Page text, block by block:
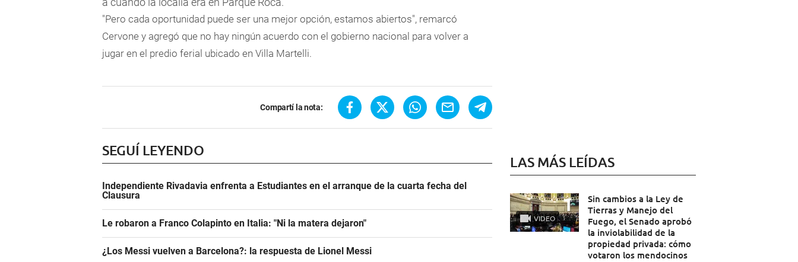
"Pero cada oportunidad puede ser una mejor opción, estamos abiertos", remarcó
Cervone y agregó que no hay ningún acuerdo con el gobierno nacional para volver a
jugar en el predio ferial ubicado en Villa Martelli.
Compartí la nota:
SEGUÍ LEYENDO
Independiente Rivadavia enfrenta a Estudiantes en el arranque de la cuarta fecha del
Clausura
Le robaron a Franco Colapinto en Italia: "Ni la matera dejaron"
¿Los Messi vuelven a Barcelona?: la respuesta de Lionel Messi
LAS MÁS LEÍDAS
VIDEO
Sin cambios a la Ley de
Tierras y Manejo del
Fuego, el Senado aprobó
la inviolabilidad de la
propiedad privada: cómo
votaron los mendocinos